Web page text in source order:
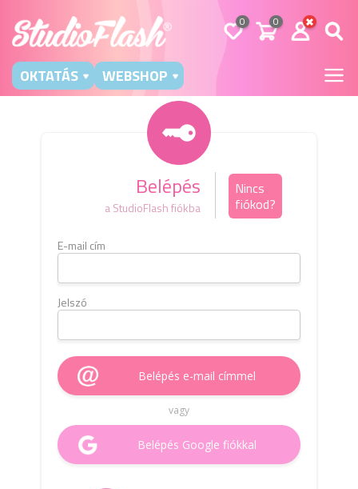
0 0
OKTATÁS WEBSHOP
Belépés
a StudioFlash fiókba
Nincs
fiókod?
E-mail cím
Jelszó
Belépés e-mail címmel
vagy
Belépés Google fiókkal